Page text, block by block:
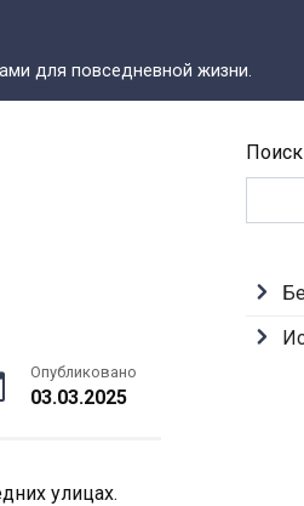
для повседневной жизни.
Опубликовано
03.03.2025
улицах.
Поиск